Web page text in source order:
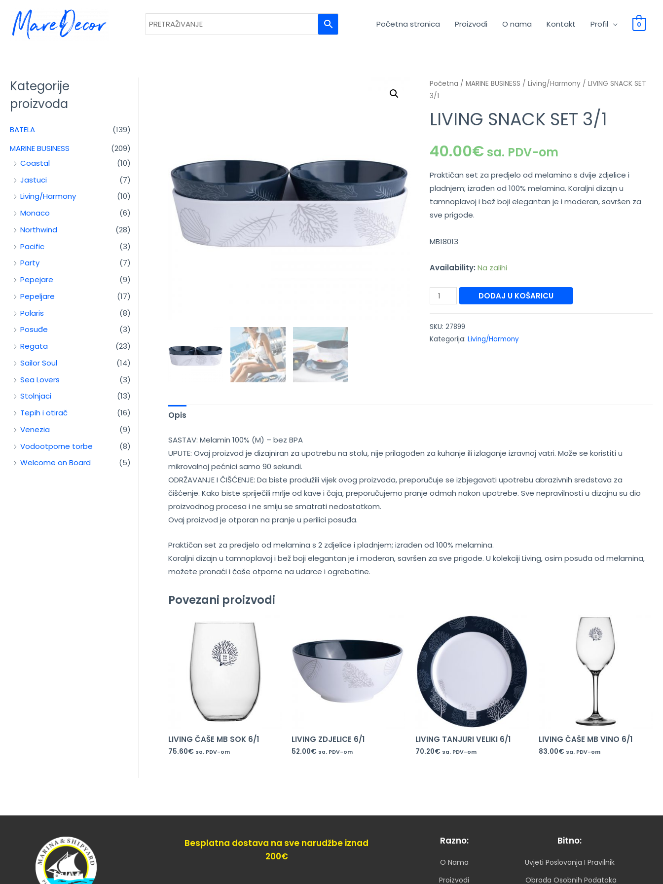
Početna stranica Proizvodi O nama Kontakt Profil 0
Kategorije
proizvoda
BATELA
(139)
MARINE BUSINESS
(209)
Coastal
(10)
Jastuci
(7)
Living/Harmony
(10)
Monaco
(6)
Northwind
(28)
Pacific
(3)
Party
(7)
Pepejare
(9)
Pepeljare
(17)
Polaris
(8)
Posuđe
(3)
Regata
(23)
Sailor Soul
(14)
Sea Lovers
(3)
Stolnjaci
(13)
Tepih i otirač
(16)
Venezia
(9)
Vodootporne torbe
(8)
Welcome on Board
(5)
Početna /MARINE BUSINESS /Living/Harmony / LIVING SNACK SET
3/1
LIVING SNACK SET 3/1
40.00€sa. PDV-om
Praktičan set za predjelo od melamina s dvije zdjelice i
pladnjem; izrađen od 100% melamina. Koraljni dizajn u
tamnoplavoj i bež boji elegantan je i moderan, savršen za
sve prigode.
MB18013
Availability: Na zalihi
DODAJ U KOŠARICU
SKU:27899
Kategorija:Living/Harmony
Opis
SASTAV: Melamin 100% (M) – bez BPA
UPUTE: Ovaj proizvod je dizajniran za upotrebu na stolu, nije prilagođen za kuhanje ili izlaganje izravnoj vatri. Može se koristiti u
mikrovalnoj pećnici samo 90 sekundi.
ODRŽAVANJE I ČIŠĆENJE: Da biste produžili vijek ovog proizvoda, preporučuje se izbjegavati upotrebu abrazivnih sredstava za
čišćenje. Kako biste spriječili mrlje od kave i čaja, preporučujemo pranje odmah nakon upotrebe. Sve nepravilnosti u dizajnu su dio
proizvodnog procesa i ne smiju se smatrati nedostatkom.
Ovaj proizvod je otporan na pranje u perilici posuđa.
Praktičan set za predjelo od melamina s 2 zdjelice i pladnjem; izrađen od 100% melamina.
Koraljni dizajn u tamnoplavoj i bež boji elegantan je i moderan, savršen za sve prigode. U kolekciji Living, osim posuđa od melamina,
možete pronaći i čaše otporne na udarce i ogrebotine.
Povezani proizvodi
LIVING ČAŠE MB SOK 6/1
75.60€ sa. PDV-om
LIVING ZDJELICE 6/1
52.00€ sa. PDV-om
LIVING TANJURI VELIKI 6/1
70.20€ sa. PDV-om
LIVING ČAŠE MB VINO 6/1
83.00€ sa. PDV-om
Besplatna dostava na sve narudžbe iznad
200€
Razno:
O Nama
Proizvodi
Bitno:
Uvjeti Poslovanja I Pravilnik
Obrada Osobnih Podataka